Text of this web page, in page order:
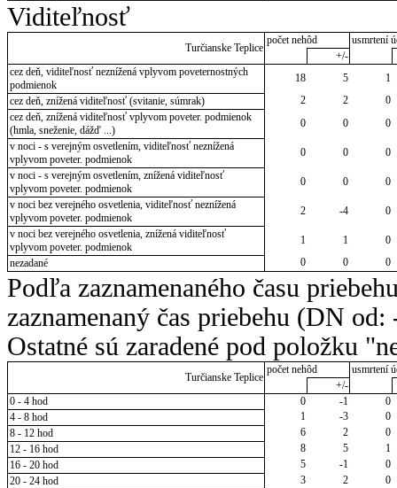
Viditeľnosť
Turčianske Teplice
počet nehôd
usmrtení
+/-
cez deň, viditeľnosť neznížená vplyvom poveternostných
podmienok
18 5
1
cez deň, znížená viditeľnosť (svitanie, súmrak)
2 2
0
cez deň, znížená viditeľnosť vplyvom poveter. podmienok
(hmla, sneženie, dážď ...)
0 0
0
v noci - s verejným osvetlením, viditeľnosť neznížená
vplyvom poveter. podmienok
0 0
0
v noci - s verejným osvetlením, znížená viditeľnosť
vplyvom poveter. podmienok
0 0
0
v noci bez verejného osvetlenia, viditeľnosť neznížená
vplyvom poveter. podmienok
2 -4
0
v noci bez verejného osvetlenia, znížená viditeľnosť
vplyvom poveter. podmienok
1 1
0
nezadané
0 0 0
Podľa zaznamenaného času
zaznamenaný čas priebehu (DN
Ostatné sú zaradené pod položku
Turčianske Teplice
počet nehôd
usmrtení
+/-
0 - 4 hod
0 -1
0
4 - 8 hod
1 -3
0
8 - 12 hod
6 2
0
12 - 16 hod
8 5
1
16 - 20 hod
5 -1
0
20 - 24 hod
3 2
0